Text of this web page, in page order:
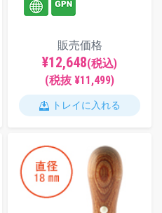
販売価格
¥12,648(税込)
(税抜 ¥11,499)
トレイに入れる